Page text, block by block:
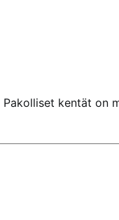
Pakolliset kentät on